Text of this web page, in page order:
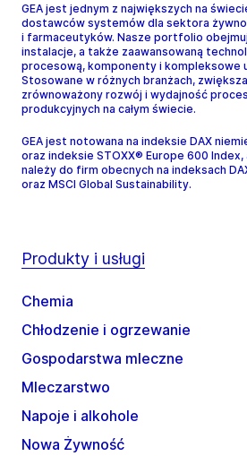
GEA jest jednym z największych na
dostawców systemów dla sektora
i farmaceutyków. Nasze portfolio
instalacje, a także zaawansowaną
procesową, komponenty i kompleksowe
Stosowane w różnych branżach,
zrównoważony rozwój i wydajność
produkcyjnych na całym świecie.
GEA jest notowana na indeksie DAX
oraz indeksie STOXX® Europe 600
należy do firm obecnych na indeksach
oraz MSCI Global Sustainability.
Produkty i usługi
Chemia
Chłodzenie i ogrzewanie
Gospodarstwa mleczne
Mleczarstwo
Napoje i alkohole
Nowa Żywność